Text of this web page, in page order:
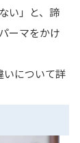
い」と、諦
ーマをかけ
いについて詳